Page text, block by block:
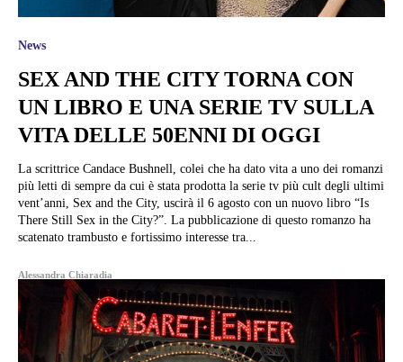
News
SEX AND THE CITY TORNA CON
UN LIBRO E UNA SERIE TV SULLA
VITA DELLE 50ENNI DI OGGI
La scrittrice Candace Bushnell, colei che ha dato vita a uno dei romanzi
più letti di sempre da cui è stata prodotta la serie tv più cult degli ultimi
vent’anni, Sex and the City, uscirà il 6 agosto con un nuovo libro “Is
There Still Sex in the City?”. La pubblicazione di questo romanzo ha
scatenato trambusto e fortissimo interesse tra...
Alessandra Chiaradia